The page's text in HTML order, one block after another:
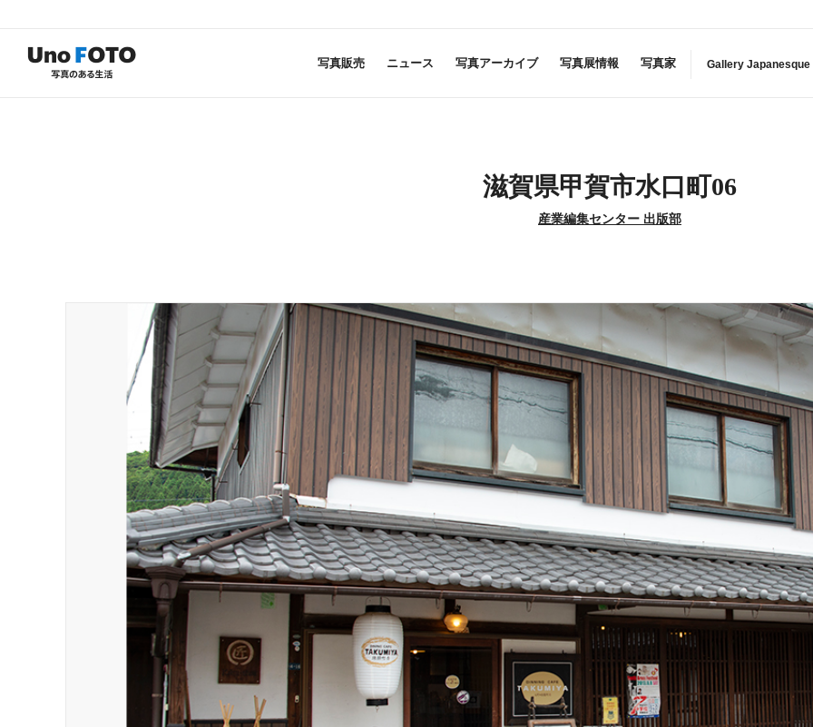
写真販売 ニュース 写真アーカイブ 写真展情報 写真家 Gallery Japanesque
滋賀県甲賀市水口町06
産業編集センター 出版部